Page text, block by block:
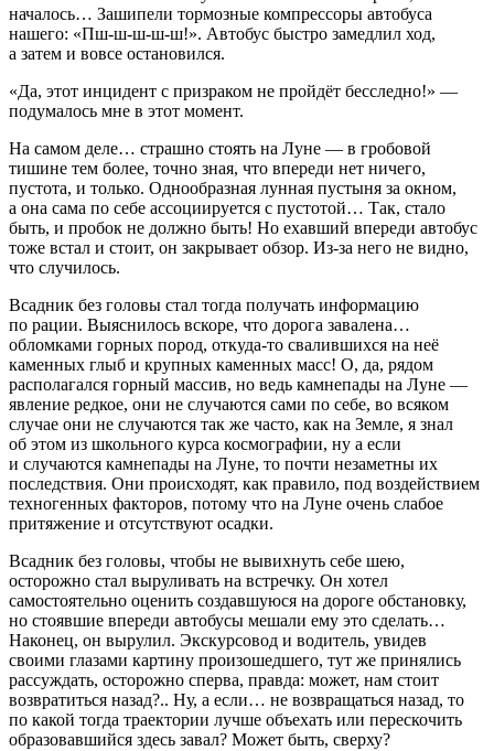
началось… Зашипели тормозные компрессоры автобуса
нашего: «Пш-ш-ш-ш-ш!». Автобус быстро замедлил ход,
а затем и вовсе остановился.
«Да, этот инцидент с призраком не пройдёт бесследно!» —
подумалось мне в этот момент.
На самом деле… страшно стоять на Луне — в гробовой
тишине тем более, точно зная, что впереди нет ничего,
пустота, и только. Однообразная лунная пустыня за окном,
а она сама по себе ассоциируется с пустотой… Так, стало
быть, и пробок не должно быть! Но ехавший впереди автобус
тоже встал и стоит, он закрывает обзор. Из-за него не видно,
что случилось.
Всадник без головы стал тогда получать информацию
по рации. Выяснилось вскоре, что дорога завалена…
обломками горных пород, откуда-то свалившихся на неё
каменных глыб и крупных каменных масс! О, да, рядом
располагался горный массив, но ведь камнепады на Луне —
явление редкое, они не случаются сами по себе, во всяком
случае они не случаются так же часто, как на Земле, я знал
об этом из школьного курса космографии, ну а если
и случаются камнепады на Луне, то почти незаметны их
последствия. Они происходят, как правило, под воздействием
техногенных факторов, потому что на Луне очень слабое
притяжение и отсутствуют осадки.
Всадник без головы, чтобы не вывихнуть себе шею,
осторожно стал выруливать на встречку. Он хотел
самостоятельно оценить создавшуюся на дороге обстановку,
но стоявшие впереди автобусы мешали ему это сделать…
Наконец, он вырулил. Экскурсовод и водитель, увидев
своими глазами картину произошедшего, тут же принялись
рассуждать, осторожно сперва, правда: может, нам стоит
возвратиться назад?.. Ну, а если… не возвращаться назад, то
по какой тогда траектории лучше объехать или перескочить
образовавшийся здесь завал? Может быть, сверху?